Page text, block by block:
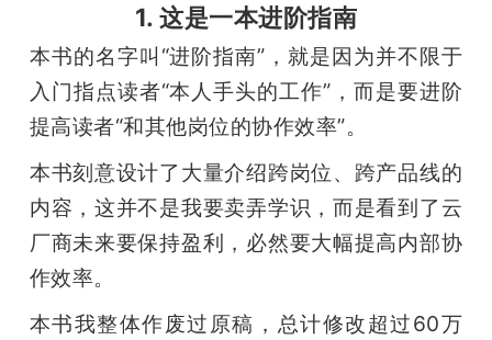
1. 这是一本进阶指南
本书的名字叫“进阶指南”，就是因为并不限于
入门指点读者“本人手头的工作”，而是要进阶
提高读者“和其他岗位的协作效率”。
本书刻意设计了大量介绍跨岗位、跨产品线的
内容，这并不是我要卖弄学识，而是看到了云
厂商未来要保持盈利，必然要大幅提高内部协
作效率。
本书我整体作废过原稿，总计修改超过60万